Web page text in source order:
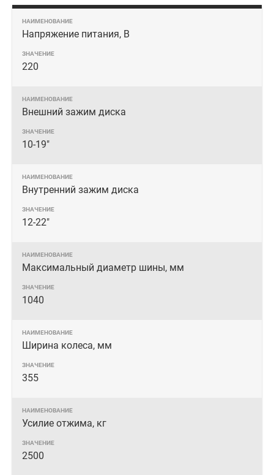
Напряжение питания, В
220
Внешний зажим диска
10-19"
Внутренний зажим диска
12-22"
Максимальный диаметр шины, мм
1040
Ширина колеса, мм
355
Усилие отжима, кг
2500